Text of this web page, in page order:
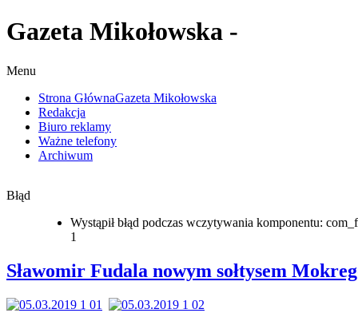
Gazeta Mikołowska -
Menu
Strona GłównaGazeta Mikołowska
Redakcja
Biuro reklamy
Ważne telefony
Archiwum
Błąd
Wystąpił błąd podczas wczytywania komponentu:
1
Sławomir Fudala nowym sołtysem